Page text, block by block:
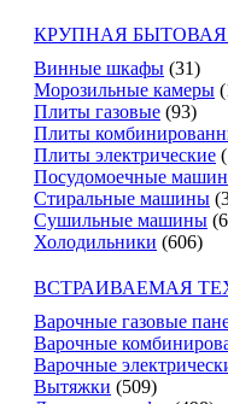
КРУПНАЯ
Винные шкафы (31)
Морозильные камеры
Плиты газовые (93)
Плиты
Плиты электрические
Посудомоечные
Стиральные машины
Сушильные машины
Холодильники (606)
ВСТРАИВАЕМАЯ
Варочные газовые
Варочные
Варочные
Вытяжки (509)